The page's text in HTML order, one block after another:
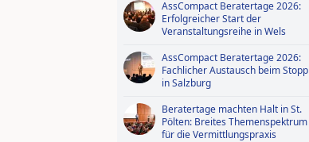
AssCompact Beratertage 2026:
Erfolgreicher Start der
Veranstaltungsreihe in Wels
AssCompact Beratertage 2026:
Fachlicher Austausch beim Stopp
in Salzburg
Beratertage machten Halt in St.
Pölten: Breites Themenspektrum
für die Vermittlungspraxis